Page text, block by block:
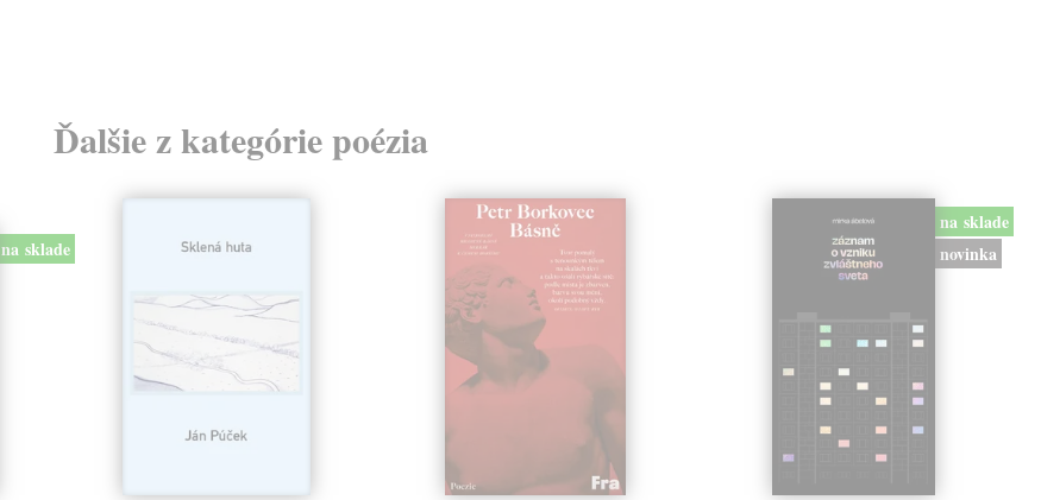
Ďalšie z kategórie poézia
na sklade
na sklade
novinka